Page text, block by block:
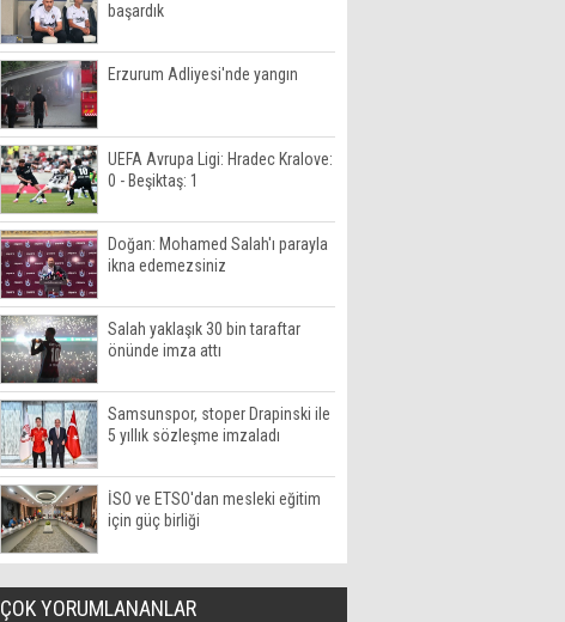
başardık
Erzurum Adliyesi'nde yangın
UEFA Avrupa Ligi: Hradec Kralove:
0 - Beşiktaş: 1
Doğan: Mohamed Salah'ı parayla
ikna edemezsiniz
Salah yaklaşık 30 bin taraftar
önünde imza attı
Samsunspor, stoper Drapinski ile
5 yıllık sözleşme imzaladı
İSO ve ETSO'dan mesleki eğitim
için güç birliği
ÇOK YORUMLANANLAR